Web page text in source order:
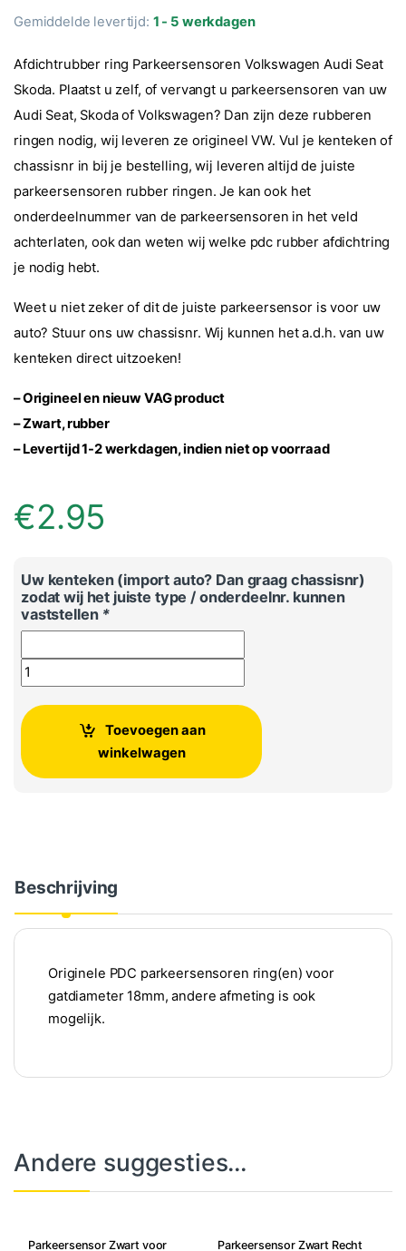
Gemiddelde levertijd: 1 - 5 werkdagen
Afdichtrubber ring Parkeersensoren Volkswagen Audi Seat
Skoda. Plaatst u zelf, of vervangt u parkeersensoren van uw
Audi Seat, Skoda of Volkswagen? Dan zijn deze rubberen
ringen nodig, wij leveren ze origineel VW. Vul je kenteken of
chassisnr in bij je bestelling, wij leveren altijd de juiste
parkeersensoren rubber ringen. Je kan ook het
onderdeelnummer van de parkeersensoren in het veld
achterlaten, ook dan weten wij welke pdc rubber afdichtring
je nodig hebt.
Weet u niet zeker of dit de juiste parkeersensor is voor uw
auto? Stuur ons uw chassisnr. Wij kunnen het a.d.h. van uw
kenteken direct uitzoeken!
– Origineel en nieuw VAG product
– Zwart, rubber
– Levertijd 1-2 werkdagen, indien niet op voorraad
€2.95
Uw kenteken (import auto? Dan graag chassisnr)
zodat wij het juiste type / onderdeelnr. kunnen
vaststellen *
Afdichtrubber ring Parkeersensoren Volkswagen Audi Seat
Toevoegen aan
winkelwagen
Beschrijving
Originele PDC parkeersensoren ring(en) voor
gatdiameter 18mm, andere afmeting is ook
mogelijk.
Andere suggesties…
Parkeersensor Zwart voor
Parkeersensor Zwart Recht